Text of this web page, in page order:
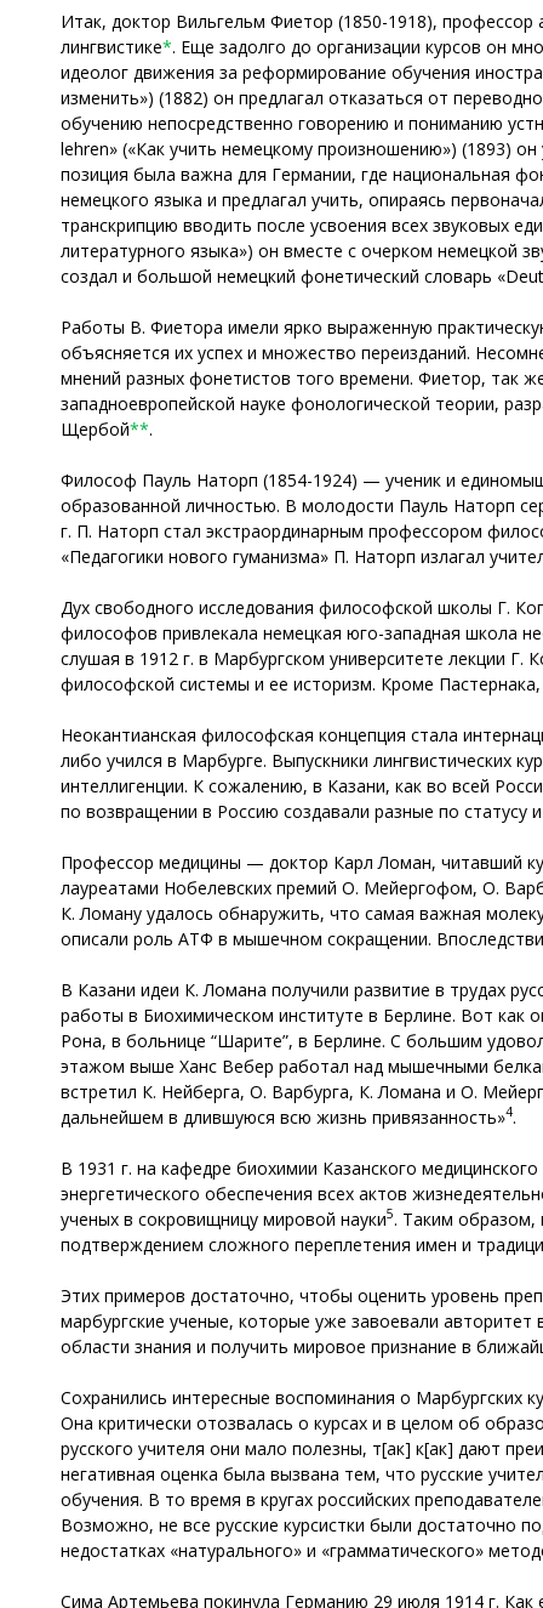
Итак, доктор Вильгельм Фиетор (1850-1918),
лингвистике*. Еще задолго до организации курсов он
идеолог движения за реформирование обучения
изменить») (1882) он предлагал отказаться от
обучению непосредственно говорению и пониманию
lehren» («Как учить немецкому произношению») (1893)
позиция была важна для Германии, где национальная
немецкого языка и предлагал учить, опираясь
транскрипцию вводить после усвоения всех звуковых
литературного языка») он вместе с очерком немецкой
создал и большой немецкий фонетический словарь
Работы В. Фиетора имели ярко выраженную
объясняется их успех и множество переизданий.
мнений разных фонетистов того времени. Фиетор, так
западноевропейской науке фонологической теории,
Щербой**.
Философ Пауль Наторп (1854-1924) — ученик и
образованной личностью. В молодости Пауль Наторп
г. П. Наторп стал экстраординарным профессором
«Педагогики нового гуманизма» П. Наторп излагал
Дух свободного исследования философской школы Г.
философов привлекала немецкая юго-западная школа
слушая в 1912 г. в Марбургском университете лекции
философской системы и ее историзм. Кроме
Неокантианская философская концепция стала
либо учился в Марбурге. Выпускники лингвистических
интеллигенции. К сожалению, в Казани, как во всей
по возвращении в Россию создавали разные по
Профессор медицины — доктор Карл Ломан, читавший
лауреатами Нобелевских премий О. Мейергофом, О.
К. Ломану удалось обнаружить, что самая важная
описали роль АТФ в мышечном сокращении.
В Казани идеи К. Ломана получили развитие в трудах
работы в Биохимическом институте в Берлине. Вот как
Рона, в больнице “Шарите”, в Берлине. С большим
этажом выше Ханс Вебер работал над мышечными
встретил К. Нейберга, О. Варбурга, К. Ломана и О.
дальнейшем в длившуюся всю жизнь привязанность»4.
В 1931 г. на кафедре биохимии Казанского
энергетического обеспечения всех актов
ученых в сокровищницу мировой науки5. Таким образом,
подтверждением сложного переплетения имен и
Этих примеров достаточно, чтобы оценить уровень
марбургские ученые, которые уже завоевали
области знания и получить мировое признание в
Сохранились интересные воспоминания о Марбургских
Она критически отозвалась о курсах и в целом об
русского учителя они мало полезны, т[ак] к[ак] дают
негативная оценка была вызвана тем, что русские
обучения. В то время в кругах российских
Возможно, не все русские курсистки были достаточно
недостатках «натурального» и «грамматического»
Сима Артемьева покинула Германию 29 июля 1914 г.